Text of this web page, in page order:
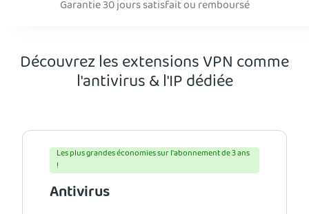
Garantie 30 jours satisfait ou remboursé
Découvrez les extensions VPN comme
l'antivirus & l'IP dédiée
Les plus grandes économies sur l'abonnement de 3 ans
!
Antivirus